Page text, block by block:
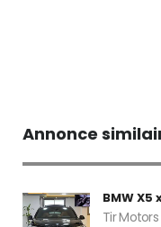
Annonce
BMW X5
Tir Motors